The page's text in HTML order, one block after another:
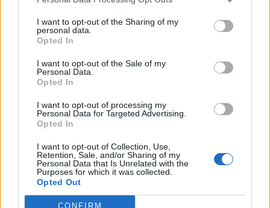
I want to opt-out of the Sharing of my
personal data.
Opted In
I want to opt-out of the Sale of my
Personal Data.
Opted In
I want to opt-out of processing my
Personal Data for Targeted Advertising.
Opted In
I want to opt-out of Collection, Use,
Retention, Sale, and/or Sharing of my
Personal Data that Is Unrelated with the
Purposes for which it was collected.
Opted Out
CONFIRM
«γεμίσει» σίδηρο τα παιδιά, χωρίς παρενέργειες